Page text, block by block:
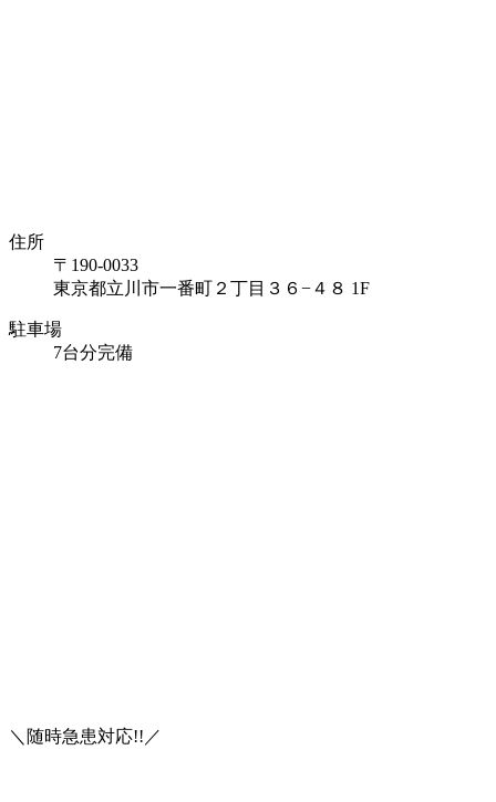
住所
〒190-0033
東京都立川市一番町２丁目３６−４８ 1F
駐車場
7台分完備
＼随時急患対応!!／